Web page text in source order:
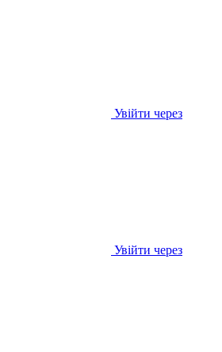
Увійти через
Увійти через